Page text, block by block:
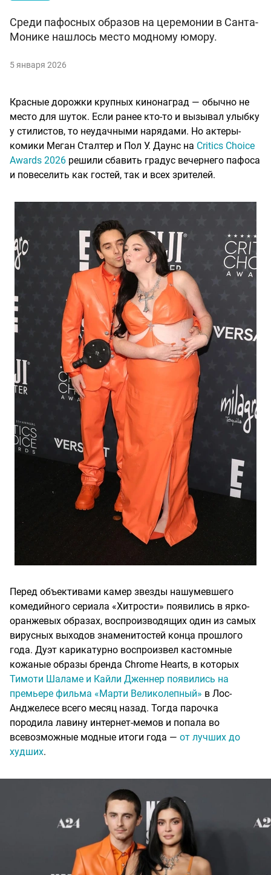
Среди пафосных образов на церемонии в Санта-
Монике нашлось место модному юмору.
5 января 2026
Красные дорожки крупных кинонаград — обычно не
место для шуток. Если ранее кто-то и вызывал улыбку
у стилистов, то неудачными нарядами. Но актеры-
комики Меган Сталтер и Пол У. Даунс на Critics Choice
Awards 2026 решили сбавить градус вечернего пафоса
и повеселить как гостей, так и всех зрителей.
Перед объективами камер звезды нашумевшего
комедийного сериала «Хитрости» появились в ярко-
оранжевых образах, воспроизводящих один из самых
вирусных выходов знаменитостей конца прошлого
года. Дуэт карикатурно воспроизвел кастомные
кожаные образы бренда Chrome Hearts, в которых
Тимоти Шаламе и Кайли Дженнер появились на
премьере фильма «Марти Великолепный» в Лос-
Анджелесе всего месяц назад. Тогда парочка
породила лавину интернет-мемов и попала во
всевозможные модные итоги года — от лучших до
худших.